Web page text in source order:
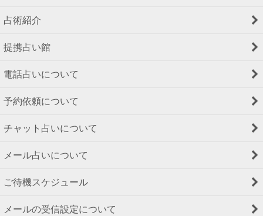
占術紹介
提携占い館
電話占いについて
予約依頼について
チャット占いについて
メール占いについて
ご待機スケジュール
メールの受信設定について